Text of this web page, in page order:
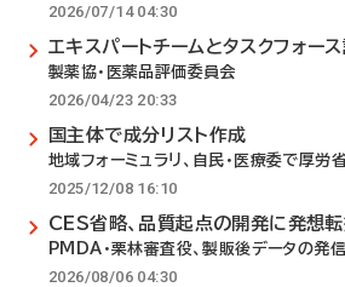
2026/07/14 04:30
エキスパートチームとタスクフォー
製薬協・医薬品評価委員会
2026/04/23 20:33
国主体で成分リスト作成
地域フォーミュラリ、自民・医療委で厚労
2025/12/08 16:10
CES省略、品質起点の開発に発想
PMDA・栗林審査役、製販後データの発
2026/08/06 04:30